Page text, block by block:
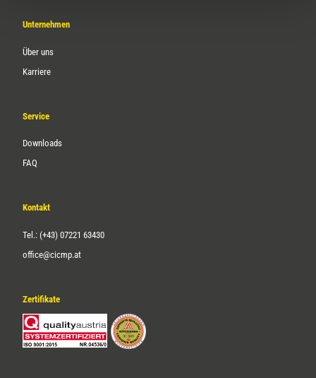
Unternehmen
Über uns
Karriere
Service
Downloads
FAQ
Kontakt
Tel.: (+43) 07221 63430
office@cicmp.at
Zertifikate